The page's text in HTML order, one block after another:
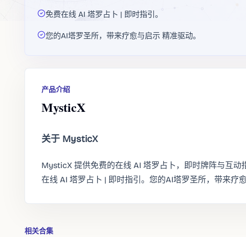
免费在线 AI 塔罗占卜 | 即时指引。
您的AI塔罗圣所，带来疗愈与启示 精准驱动。
产品介绍
MysticX
关于 MysticX
MysticX 提供免费的在线 AI 塔罗占卜，即时牌阵与互动
在线 AI 塔罗占卜 | 即时指引。您的AI塔罗圣所，带来疗
相关合集